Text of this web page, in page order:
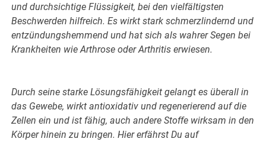
und durchsichtige Flüssigkeit, bei den vielfältigsten
Beschwerden hilfreich. Es wirkt stark schmerzlindernd und
entzündungshemmend und hat sich als wahrer Segen bei
Krankheiten wie Arthrose oder Arthritis erwiesen.
Durch seine starke Lösungsfähigkeit gelangt es überall in
das Gewebe, wirkt antioxidativ und regenerierend auf die
Zellen ein und ist fähig, auch andere Stoffe wirksam in den
Körper hinein zu bringen. Hier erfährst Du auf